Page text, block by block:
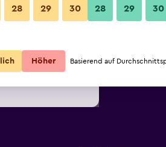
28 29 30 28 29 30
Höher Basierend auf